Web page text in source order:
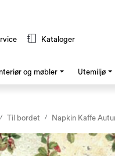
Kataloger
Interiør og møbler Utemiljø
Til bordet Napkin Kaffe